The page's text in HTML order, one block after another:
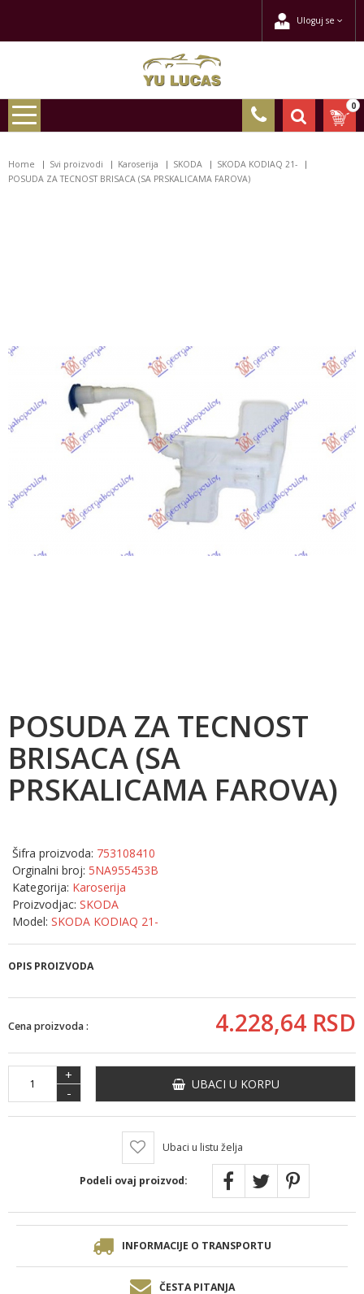
Uloguj se
0
Home Svi proizvodi Karoserija SKODA
SKODA KODIAQ 21-
POSUDA ZA TECNOST BRISACA (SA PRSKALICAMA FAROVA)
POSUDA ZA TECNOST
BRISACA (SA
PRSKALICAMA FAROVA)
Šifra proizvoda: 753108410
Orginalni broj: 5NA955453B
Kategorija: Karoserija
Proizvodjac: SKODA
Model: SKODA KODIAQ 21-
OPIS PROIZVODA
Cena proizvoda : 4.228,64 RSD
+
-
UBACI U KORPU
Ubaci u listu želja
Podeli ovaj proizvod:
INFORMACIJE O TRANSPORTU
ČESTA PITANJA